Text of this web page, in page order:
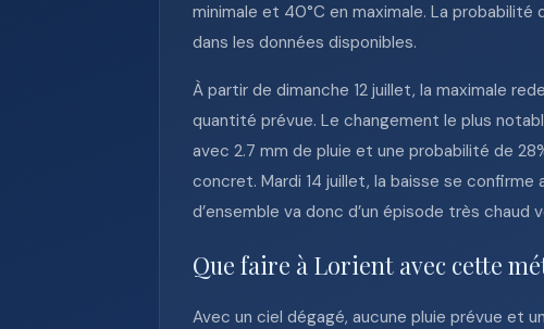
minimale et 40°C en maximale. La
dans les données disponibles.
À partir de dimanche 12 juillet, la maximale
quantité prévue. Le changement le plus
avec 2.7 mm de pluie et une probabilité de
concret. Mardi 14 juillet, la baisse se confirme
d’ensemble va donc d’un épisode très
Que faire à Lorient avec cette
Avec un ciel dégagé, aucune pluie prévue et